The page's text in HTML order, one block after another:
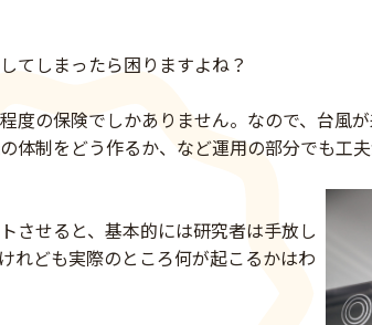
てしまったら困りますよね？
度の保険でしかありません。なので、台風
体制をどう作るか、など運用の部分でも工
させると、基本的には研究者は手放し
れども実際のところ何が起こるかはわ